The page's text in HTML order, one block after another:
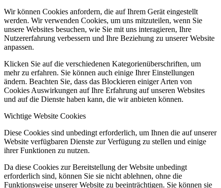
Wir können Cookies anfordern, die auf Ihrem Gerät eingestellt
werden. Wir verwenden Cookies, um uns mitzuteilen, wenn Sie
unsere Websites besuchen, wie Sie mit uns interagieren, Ihre
Nutzererfahrung verbessern und Ihre Beziehung zu unserer Website
anpassen.
Klicken Sie auf die verschiedenen Kategorienüberschriften, um
mehr zu erfahren. Sie können auch einige Ihrer Einstellungen
ändern. Beachten Sie, dass das Blockieren einiger Arten von
Cookies Auswirkungen auf Ihre Erfahrung auf unseren Websites
und auf die Dienste haben kann, die wir anbieten können.
Wichtige Website Cookies
Diese Cookies sind unbedingt erforderlich, um Ihnen die auf unserer
Website verfügbaren Dienste zur Verfügung zu stellen und einige
ihrer Funktionen zu nutzen.
Da diese Cookies zur Bereitstellung der Website unbedingt
erforderlich sind, können Sie sie nicht ablehnen, ohne die
Funktionsweise unserer Website zu beeinträchtigen. Sie können sie